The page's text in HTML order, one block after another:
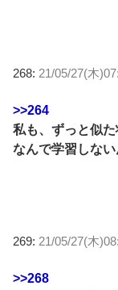
268: 21/05/27(木
>>264
私も、ずっと似
なんで学習しな
269: 21/05/27(木
>>268